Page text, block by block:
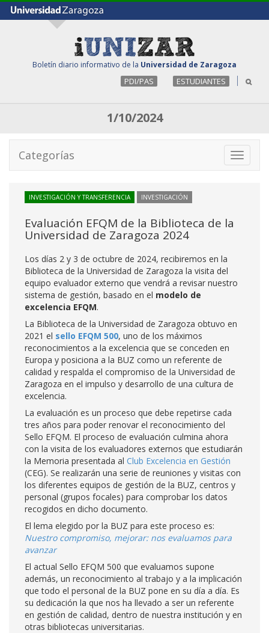
Boletín diario informativo de la Universidad de Zaragoza
PDI/PAS ESTUDIANTES
1/10/2024
Toggle
Categorías
INVESTIGACIÓN Y TRANSFERENCIA INVESTIGACIÓN
Evaluación EFQM de la Biblioteca de la
Universidad de Zaragoza 2024
Los días 2 y 3 de octubre de 2024, recibiremos en la
Biblioteca de la Universidad de Zaragoza la visita del
equipo evaluador externo que vendrá a revisar nuestro
sistema de gestión, basado en el modelo de
excelencia EFQM.
La Biblioteca de la Universidad de Zaragoza obtuvo en
2021 el sello EFQM 500, uno de los máximos
reconocimientos a la excelencia que se conceden en
Europa y posiciona a la BUZ como un referente de
calidad y respalda el compromiso de la Universidad de
Zaragoza en el impulso y desarrollo de una cultura de
excelencia.
La evaluación es un proceso que debe repetirse cada
tres años para poder renovar el reconocimiento del
Sello EFQM. El proceso de evaluación culmina ahora
con la visita de los evaluadores externos que estudiarán
la Memoria presentada al Club Excelencia en Gestión
(CEG). Se realizarán una serie de reuniones y visitas con
los diferentes equipos de gestión de la BUZ, centros y
personal (grupos focales) para comprobar los datos
recogidos en dicho documento.
El lema elegido por la BUZ para este proceso es:
Nuestro compromiso, mejorar: nos evaluamos para
avanzar
El actual Sello EFQM 500 que evaluamos supone
además, un reconocimiento al trabajo y a la implicación
que todo el personal de la BUZ pone en su día a día. Es
su dedicación la que nos ha llevado a ser un referente
en gestión de calidad, dentro de nuestra institución y en
otras bibliotecas universitarias.